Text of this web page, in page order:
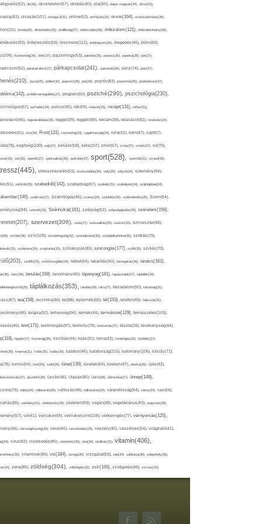
ok(36), okostelefon(57), oktatás(40), olaj(50), olajos magvak(34), olcsó(33),
olvasás(101), omega-3(31), online(52), orrfolyás(24), orvos(164), orvostudomány(26),
óvoda(26), öltözködés(35), önállóság(27), önbecsülés(36), önbizalom(121), önbizalomhiány(28),
önfejlesztés(59), önismeret(112), önkifejezés(26), öregedés(46), öröm(69),
őszinteség(34), ötlet(37), pajzsmirigy(53), pakolás(30), panasz(25), paprika(28), pár(27),
páratartalom(27), párkapcsolat(241), pattanás(30), pénz(74), piac(27),
pizza(25), pollen(32), popcorn(35), por(26), pozitív(83), prevenció(25), probiotikum(37),
problémamegoldás(27), program(60), psziché(290), pszichológia(230),
puffadás(34), pulzus(45), rák(69), reakció(33), recept(131), reflux(31),
regenerálódás(28), reggel(39), reggeli(89), reklám(39), relaxáció(81), rendszer(24),
rizs(34), Rost(131), rozmaring(24), rugalmasság(24), ruha(42), rutin(47), sajt(67),
segítség(100), sejt(27), sérülés(58), séta(107), siker(67), sírás(27), smink(37), só(70),
sör(26), spenót(27), spiritualitás(28), spórolás(37), sport(528), sportoló(31), strand(35),
stresszkezelés(53), stresszoldás(34), súly(25), súlyzó(24), sütemény(94),
sütőtök(25), szabadidő(142), szabadság(47), szabály(25), szabályok(24), szájhigiénia(24),
szakítás(27), Számítógép(46), száraz(24), szédülés(35), székrekedés(25), Szem(54),
szemét(32), Szénhidrát(181), szépség(52), szépségápolás(26), szerelem(156),
szervezet(306), szex(27), szexualitás(25), szezon(34), szilveszter(48),
színek(36), szív(109), szívbetegség(32), szocializáció(30), szódabikarbóna(35), szokás(79),
szolárium(24), szoptatás(33), szórakozás(45), szorongás(177), szőlő(25), szülés(70),
szülők(25), szűrővizsgálat(34), tablet(44), takarítás(50), támogatás(36), tanács(161),
tánc(26), tanulás(159), tanulmány(40), tápanyag(181), tapasztalat(27), táplálék(34),
táplálkozás(353), tárolás(29), társ(27), társadalom(50), társaság(31),
tea(158), technika(46), tej(88), tejtermék(60), tél(153), telefon(49), televízió(31),
terápia(92), terhesség(96), termék(44), természet(129), természetes(103),
test(171), testmozgás(97), testsúly(79), testtartás(27), tészta(39), tevékenység(44),
tippek(27), tisztaság(35), tisztítás(44), tojás(91), torna(43), torokfájás(32), törődés(27),
trauma(31), trükk(25), tudás(30), tudatos(46), tudatosság(115), tudomány(106), túlsúly(71),
turmix(64), túró(29), tüdő(28), tünet(139), tünetek(64), türelem(47), uborka(26), újév(42),
újszülött(26), úszás(46), Utazás(85), Üdítő(26), ülőmunka(27), ünnep(148),
válás(24), választás(29), változás(48), változatos(24), várandósság(54), város(24), vas(64),
vashiány(31), védekezés(28), védelem(59), vegán(48), vegetáriánus(43), vegyszer(28),
vér(41), vércukor(49), vércukorszint(108), vérkeringés(77), vérnyomás(125),
vérszegénység(34), vese(46), veszekedés(29), veszély(45), veszélyes(54), világháló(41),
vírus(82), viselkedés(86), viszketés(30), vita(34), vitalitás(31), vitamin(406),
vitaminok(85), víz(184), vizsga(26), vizsgálat(59), zab(34), zabkása(36), zabpehely(36),
zene(85), zöldség(304), zöldségek(32), zsír(166), zsírégetés(46), zsírsav(25)